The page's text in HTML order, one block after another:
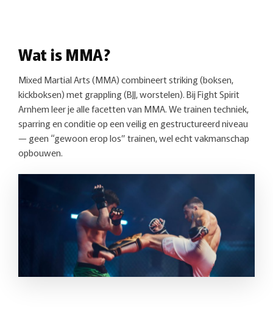
Wat is MMA?
Mixed Martial Arts (MMA) combineert striking (boksen,
kickboksen) met grappling (BJJ, worstelen). Bij Fight Spirit
Arnhem leer je alle facetten van MMA. We trainen techniek,
sparring en conditie op een veilig en gestructureerd niveau
— geen “gewoon erop los” trainen, wel echt vakmanschap
opbouwen.